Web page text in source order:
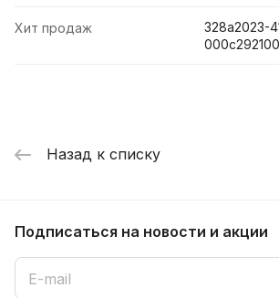
Хит продаж
328a2023-
Назад к списку
Подписаться на новости и акции